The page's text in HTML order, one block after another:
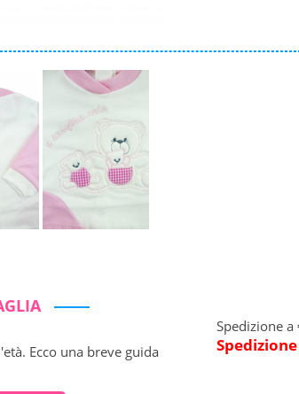
Ecco una breve guida
Spedizione